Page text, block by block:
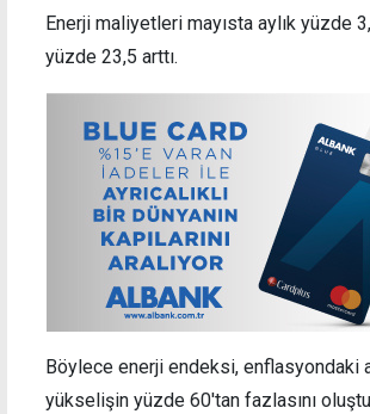
Enerji maliyetleri mayısta aylık yüzde
yüzde 23,5 arttı.
Böylece enerji endeksi, enflasyondaki
yükselişin yüzde 60'tan fazlasını